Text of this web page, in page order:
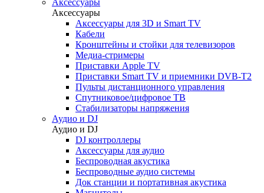
Аксессуары
Аксессуары
Аксессуары для 3D и Smart TV
Кабели
Кронштейны и стойки для телевизоров
Медиа-стримеры
Приставки Apple TV
Приставки Smart TV и приемники DVB-T2
Пульты дистанционного управления
Спутниковое/цифровое ТВ
Стабилизаторы напряжения
Аудио и DJ
Аудио и DJ
DJ контроллеры
Аксессуары для аудио
Беспроводная акустика
Беспроводные аудио системы
Док станции и портативная акустика